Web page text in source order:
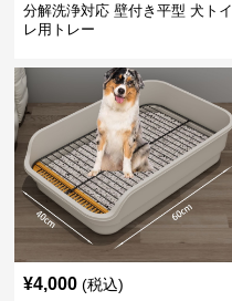
分解洗浄対応 壁付き平型 犬トイ
レ用トレー
¥4,000 (税込)